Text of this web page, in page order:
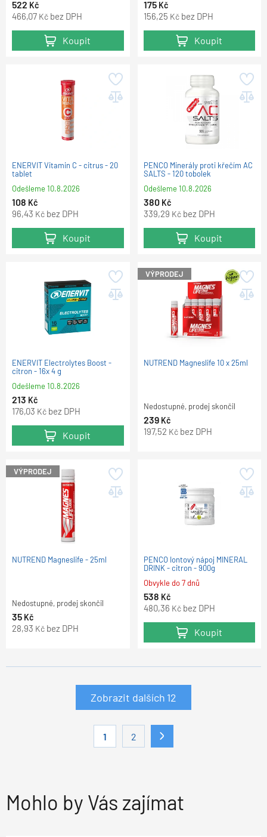
522 Kč
466,07 Kč bez DPH
Koupit
175 Kč
156,25 Kč bez DPH
Koupit
ENERVIT Vitamin C - citrus - 20
tablet
Odešleme10.8.2026
108 Kč
96,43 Kč bez DPH
Koupit
PENCO Minerály proti křečím AC
SALTS - 120 tobolek
Odešleme10.8.2026
380 Kč
339,29 Kč bez DPH
Koupit
ENERVIT Electrolytes Boost -
citron - 16x 4 g
Odešleme10.8.2026
213 Kč
176,03 Kč bez DPH
Koupit
VÝPRODEJ
NUTREND Magneslife 10 x 25ml
Nedostupné, prodej skončil
239 Kč
197,52 Kč bez DPH
VÝPRODEJ
NUTREND Magneslife - 25ml
Nedostupné, prodej skončil
35 Kč
28,93 Kč bez DPH
PENCO Iontový nápoj MINERAL
DRINK - citron - 900g
Obvykle do 7 dnů
538 Kč
480,36 Kč bez DPH
Koupit
1 2
Zobrazit dalších 12
Mohlo by Vás zajímat